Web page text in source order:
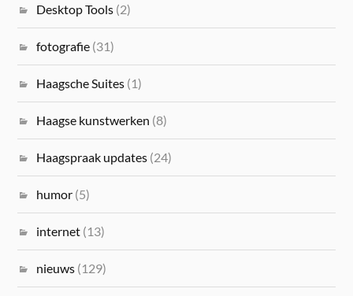
Desktop Tools (2)
fotografie (31)
Haagsche Suites (1)
Haagse kunstwerken (8)
Haagspraak updates (24)
humor (5)
internet (13)
nieuws (129)